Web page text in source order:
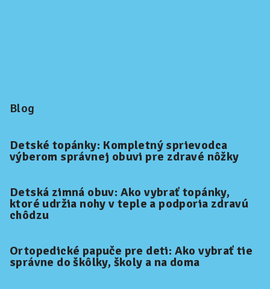
Blog
Detské topánky: Kompletný sprievodca
výberom správnej obuvi pre zdravé nôžky
Detská zimná obuv: Ako vybrať topánky,
ktoré udržia nohy v teple a podporia zdravú
chôdzu
Ortopedické papuče pre deti: Ako vybrať tie
správne do škôlky, školy a na doma